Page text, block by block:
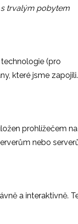
s trvalým pobytem
technologie (pro
které jsme zapojili.
prohlížečem na
nebo
a interaktivně.